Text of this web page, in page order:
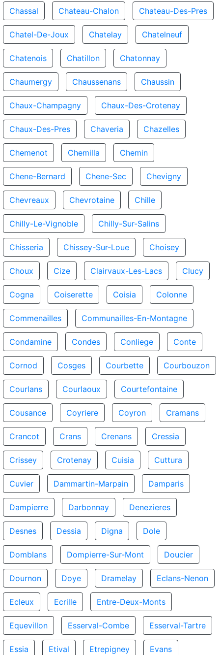
Chassal Chateau-Chalon Chateau-Des-Pres
Chatel-De-Joux Chatelay Chatelneuf
Chatenois Chatillon Chatonnay
Chaumergy Chaussenans Chaussin
Chaux-Champagny Chaux-Des-Crotenay
Chaux-Des-Pres Chaveria Chazelles
Chemenot Chemilla Chemin
Chene-Bernard Chene-Sec Chevigny
Chevreaux Chevrotaine Chille
Chilly-Le-Vignoble Chilly-Sur-Salins
Chisseria Chissey-Sur-Loue Choisey
Choux Cize Clairvaux-Les-Lacs Clucy
Cogna Coiserette Coisia Colonne
Commenailles Communailles-En-Montagne
Condamine Condes Conliege Conte
Cornod Cosges Courbette Courbouzon
Courlans Courlaoux Courtefontaine
Cousance Coyriere Coyron Cramans
Crancot Crans Crenans Cressia
Crissey Crotenay Cuisia Cuttura
Cuvier Dammartin-Marpain Damparis
Dampierre Darbonnay Denezieres
Desnes Dessia Digna Dole
Domblans Dompierre-Sur-Mont Doucier
Dournon Doye Dramelay Eclans-Nenon
Ecleux Ecrille Entre-Deux-Monts
Equevillon Esserval-Combe Esserval-Tartre
Essia Etival Etrepigney Evans